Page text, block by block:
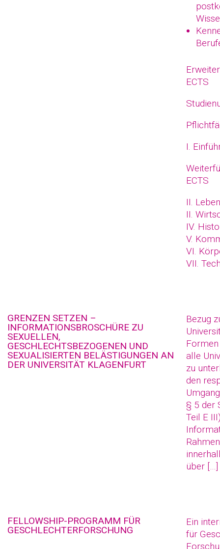
ECTS
I.
ECTS
II.
II.
IV.
V.
VI.
VII.
GRENZEN SETZEN –
INFORMATIONSBROSCHÜRE ZU
SEXUELLEN,
GESCHLECHTSBEZOGENEN UND
SEXUALISIERTEN BELÄSTIGUNGEN AN
DER UNIVERSITÄT KLAGENFURT
Bezug
alle
zu
den
§ 5 der
Teil E
über […]
FELLOWSHIP-PROGRAMM FÜR
GESCHLECHTERFORSCHUNG
Ein
für